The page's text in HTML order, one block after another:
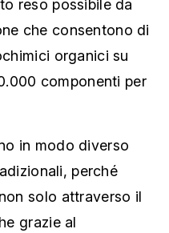
reso possibile da
che consentono di
organici su
componenti per
in modo diverso
perché
solo attraverso il
grazie al